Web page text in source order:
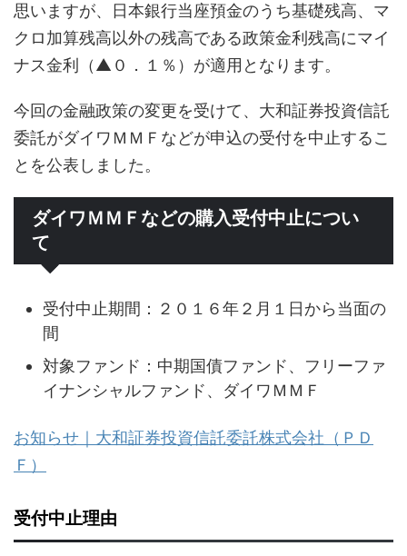
思いますが、日本銀行当座預金のうち基礎残高、マ
クロ加算残高以外の残高である政策金利残高にマイ
ナス金利（▲０．１％）が適用となります。
今回の金融政策の変更を受けて、大和証券投資信託
委託がダイワＭＭＦなどが申込の受付を中止するこ
とを公表しました。
ダイワＭＭＦなどの購入受付中止につい
て
受付中止期間：２０１６年２月１日から当面の
間
対象ファンド：中期国債ファンド、フリーファ
イナンシャルファンド、ダイワＭＭＦ
お知らせ｜大和証券投資信託委託株式会社（ＰＤ
Ｆ）
受付中止理由